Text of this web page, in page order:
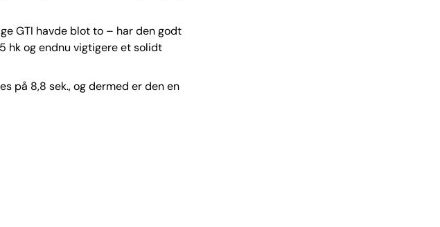
GTI havde blot to – har den godt
hk og endnu vigtigere et solidt
på 8,8 sek., og dermed er den en